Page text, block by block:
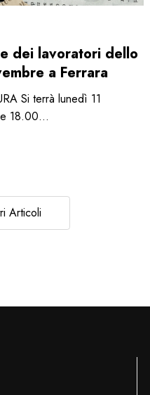
dei lavoratori dello
a Ferrara
Si terrà lunedì 11
18.00…
Articoli